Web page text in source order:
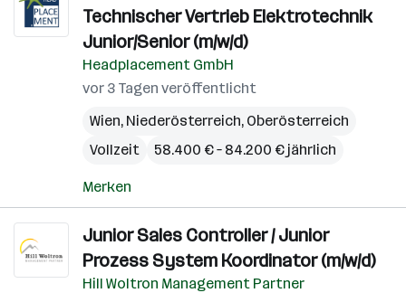
Technischer Vertrieb Elektrotechnik
Junior/Senior (m/w/d)
Headplacement GmbH
vor 3 Tagen veröffentlicht
Wien, Niederösterreich, Oberösterreich
Vollzeit
58.400 € – 84.200 € jährlich
Merken
Junior Sales Controller / Junior
Prozess System Koordinator (m/w/d)
Hill Woltron Management Partner